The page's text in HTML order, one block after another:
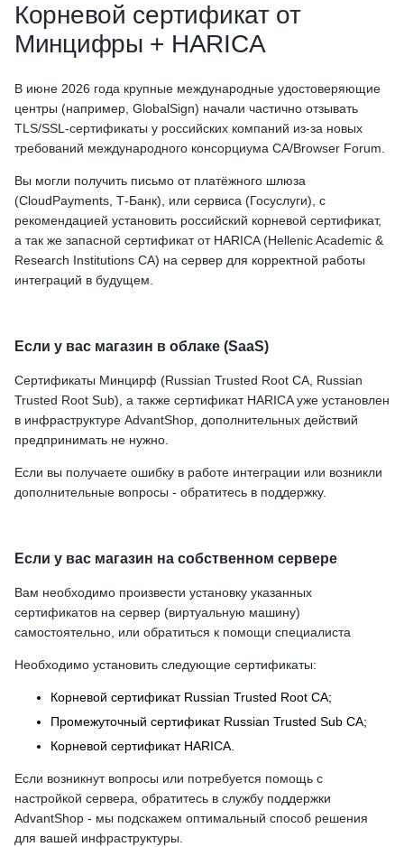
Корневой сертификат от
Минцифры + HARICA
В июне 2026 года крупные международные удостоверяющие
центры (например, GlobalSign) начали частично отзывать
TLS/SSL-сертификаты у российских компаний из-за новых
требований международного консорциума CA/Browser Forum.
Вы могли получить письмо от платёжного шлюза
(CloudPayments, Т-Банк), или сервиса (Госуслуги), с
рекомендацией установить российский корневой сертификат,
а так же запасной сертификат от HARICA (Hellenic Academic &
Research Institutions CA) на сервер для корректной работы
интеграций в будущем.
Если у вас магазин в облаке (SaaS)
Сертификаты Минцирф (Russian Trusted Root CA, Russian
Trusted Root Sub), а также сертификат HARICA уже установлен
в инфраструктуре AdvantShop, дополнительных действий
предпринимать не нужно.
Если вы получаете ошибку в работе интеграции или возникли
дополнительные вопросы - обратитесь в поддержку.
Если у вас магазин на собственном сервере
Вам необходимо произвести установку указанных
сертификатов на сервер (виртуальную машину)
самостоятельно, или обратиться к помощи специалиста
Необходимо установить следующие сертификаты:
Корневой сертификат Russian Trusted Root CA;
Промежуточный сертификат Russian Trusted Sub CA;
Корневой сертификат HARICA.
Если возникнут вопросы или потребуется помощь с
настройкой сервера, обратитесь в службу поддержки
AdvantShop - мы подскажем оптимальный способ решения
для вашей инфраструктуры.